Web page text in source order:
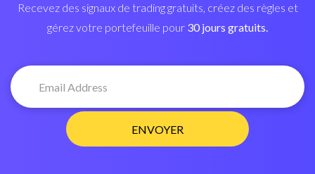
Recevez des signaux de trading gratuits, créez des règles et
gérez votre portefeuille pour 30 jours gratuits.